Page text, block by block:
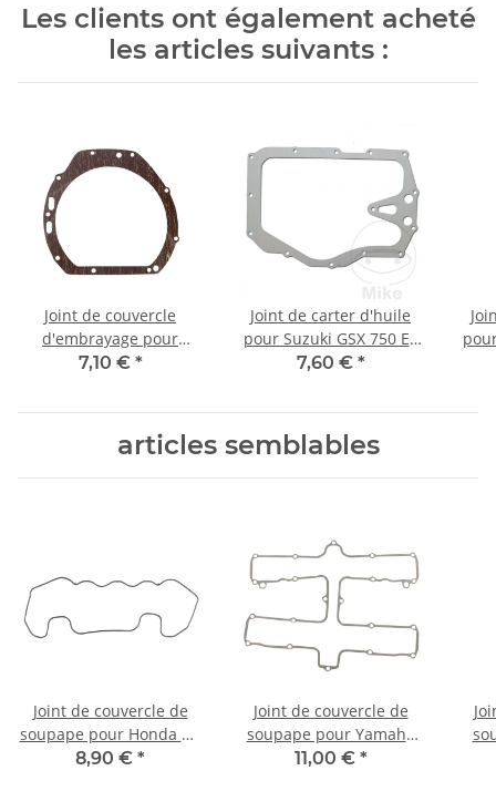
Les clients ont également acheté
les articles suivants :
Joint de couvercle
d'embrayage pour
Suzuki GSX 750 ES EF
31301
7,10 € *
Joint de carter d'huile
pour Suzuki GSX 750 ES
EF # 1983-1986
7,60 € *
articles semblables
Joint de couvercle de
soupape pour Honda CB
350 F CB 400 F # 12391-
8,90 € *
Joint de couvercle de
soupape pour Yamaha
XJ 650 # 80-84 # 4H7-
11,00 € *